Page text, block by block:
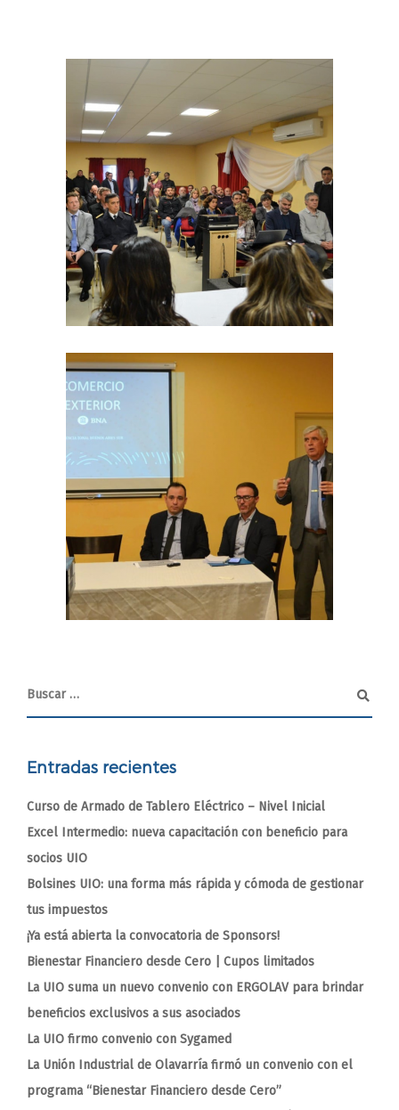
Entradas recientes
Curso de Armado de Tablero Eléctrico – Nivel Inicial
Excel Intermedio: nueva capacitación con beneficio para
socios UIO
Bolsines UIO: una forma más rápida y cómoda de gestionar
tus impuestos
¡Ya está abierta la convocatoria de Sponsors!
Bienestar Financiero desde Cero | Cupos limitados
La UIO suma un nuevo convenio con ERGOLAV para brindar
beneficios exclusivos a sus asociados
La UIO firmo convenio con Sygamed
La Unión Industrial de Olavarría firmó un convenio con el
programa “Bienestar Financiero desde Cero”